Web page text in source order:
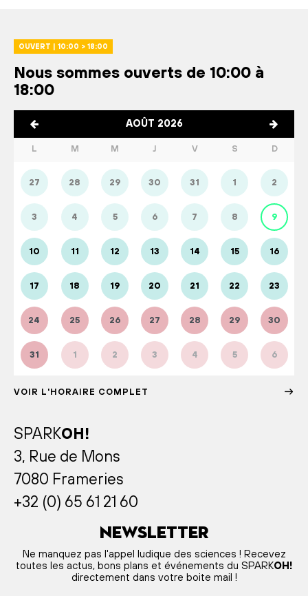
OUVERT | 10:00 > 18:00
Nous sommes ouverts de 10:00 à
18:00
AOÛT 2026
L M M J V S D
27 28 29 30 31 1 2
3 4 5 6 7 8 9
10 11 12 13 14 15 16
17 18 19 20 21 22 23
24 25 26 27 28 29 30
31 1 2 3 4 5 6
VOIR L'HORAIRE COMPLET
SPARKOH!
3, Rue de Mons
7080 Frameries
+32 (0) 65 61 21 60
Newsletter
Ne manquez pas l'appel ludique des sciences ! Recevez
toutes les actus, bons plans et événements du SPARKOH!
directement dans votre boite mail !